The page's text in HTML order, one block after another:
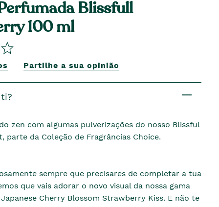
Blissfull
100 ml
Partilhe a sua opinião
zen com algumas pulverizações do nosso Blissful
parte da Coleção de Fragrâncias Choice.
sempre que precisares de completar a tua
que vais adorar o novo visual da nossa gama
Cherry Blossom Strawberry Kiss. E não te